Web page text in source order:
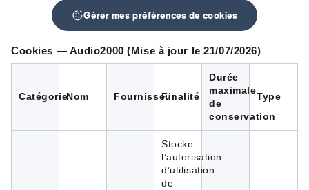
Gérer mes préférences de cookies
Cookies — Audio2000 (Mise à jour le 21/07/2026)
CatégorieNom FournisseurFinalité
Durée
maximale
de
conservation
Type
Stocke
l’autorisation
d’utilisation
de